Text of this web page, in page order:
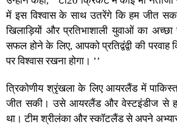
में इस विश्वास के साथ उतरेंगे कि हम जीत
खिलाड़ियों और प्रतिभाशाली युवाओं का
सफल होने के लिए, आपको प्रतिद्वंद्वी की परवाह
पर विश्वास रखना होगा। ’’
त्रिकोणीय श्रृंखला के लिए आयरलैंड में
जीत सकी। उसे आयरलैंड और वेस्टइंडीज से
था। टीम श्रीलंका और स्कॉटलैंड से अपने